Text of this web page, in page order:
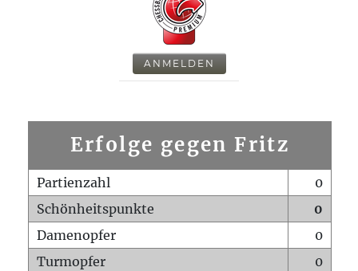
ANMELDEN
Erfolge gegen Fritz
Partienzahl
0
Schönheitspunkte
0
Damenopfer
0
Turmopfer
0